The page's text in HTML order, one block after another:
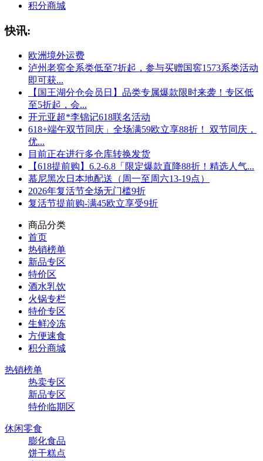
积分商城
快讯:
欧洲境外运费
泸州老窖全系类低至7折起，参与买赠国窖1573系类活动
即可获...
【国王湖分仓会员日】品类专属爆款限时来袭！专区低
至5折起，会...
开元亚超*李锦记618联名活动
618+端午双节同庆」全场满59欧立享88折！ 双节同庆，
优...
目前正在进行多仓库转换发货
【618提前购】6.2-6.8「限定爆款直降88折！精选人气...
慕尼黑次日本地配送（周一至周六13-19点）
2026年复活节全场无门槛9折
复活节提前购-满45欧立享受9折
商品分类
首页
热销榜单
新品专区
特价区
酒水乳饮
火锅专栏
特价专区
生鲜冷冻
方便速食
积分商城
热销榜单
热卖专区
新品专区
特价临期区
休闲零食
膨化食品
饼干糕点